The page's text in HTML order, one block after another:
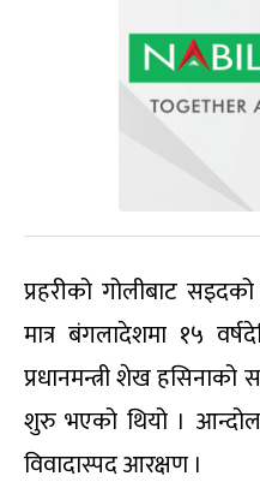
प्रहरीको गोलीबाट
मात्र बंगलादेशमा १५
प्रधानमन्त्री शेख हसिनाको
शुरु भएको थियो ।
विवादास्पद आरक्षण ।